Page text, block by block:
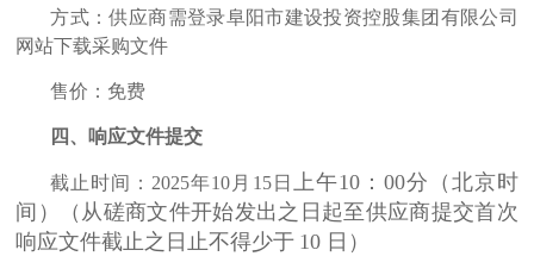
方式：供应商需登录阜阳市建设投资控股集团有限公司
网站下载采购文件
售价：免费
四、 响应文件提交
截止时间： 2025年10 月 15日 上午10：00分 （北京时
间）（从磋商文件开始发出之日起至供应商提交首次
响应文件截止之日止不得少于 10 日）